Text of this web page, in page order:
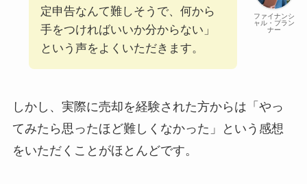
ファイナンシ
ャル・プラン
ナー
定申告なんて難しそうで、何から
手をつければいいか分からない」
という声をよくいただきます。
しかし、実際に売却を経験された方からは「やっ
てみたら思ったほど難しくなかった」という感想
をいただくことがほとんどです。